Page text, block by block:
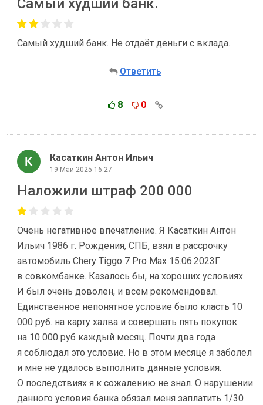
Самый худший банк.
Самый худший банк. Не отдаёт деньги с вклада.
Ответить
8 0
Касаткин Антон Ильич
19 Май 2025 16:27
Наложили штраф 200 000
Очень негативное впечатление. Я Касаткин Антон
Ильич 1986 г. Рождения, СПБ, взял в рассрочку
автомобиль Chery Tiggo 7 Pro Max 15.06.2023Г
в совкомбанке. Казалось бы, на хороших условиях.
И был очень доволен, и всем рекомендовал.
Единственное непонятное условие было класть 10
000 руб. на карту халва и совершать пять покупок
на 10 000 руб каждый месяц. Почти два года
я соблюдал это условие. Но в этом месяце я заболел
и мне не удалось выполнить данные условия.
О последствиях я к сожалению не знал. О нарушении
данного условия банка обязал меня заплатить 1/30